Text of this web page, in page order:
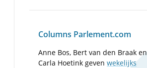
Columns Parlement.com
Anne Bos, Bert van den Braak en
Carla Hoetink gevenwekelijks